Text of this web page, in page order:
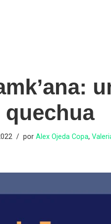
quechua
por Alex Ojeda Copa,